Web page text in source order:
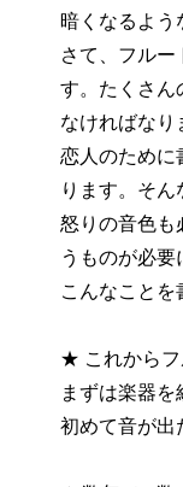
暗くなるよう
さて、フル
す。たくさん
なければなり
恋人のため
ります。そ
怒りの音色も
うものが必
こんなこと
★ これから
まずは楽器
初めて音が出